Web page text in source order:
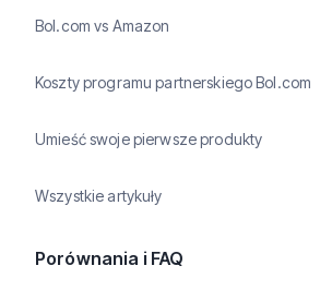
Bol.com vs Amazon
Koszty programu partnerskiego Bol.com
Umieść swoje pierwsze produkty
Wszystkie artykuły
Porównania i FAQ